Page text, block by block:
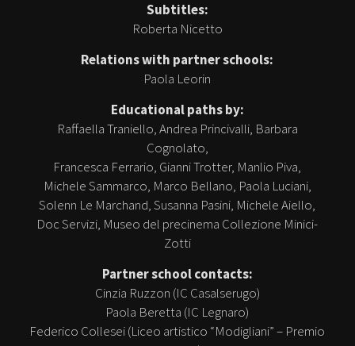
Subtitles:
Roberta Nicetto
Relations with partner schools:
Paola Leorin
Educational paths by:
Raffaella Traniello, Andrea Princivalli, Barbara
Cognolato,
Francesca Ferrario, Gianni Trotter, Manlio Piva,
Michele Sammarco, Marco Bellano, Paola Luciani,
Solenn Le Marchand, Susanna Pasini, Michele Aiello,
Doc Servizi, Museo del precinema Collezione Minici-
Zotti
Partner school contacts:
Cinzia Ruzzon (IC Casalserugo)
Paola Beretta (IC Legnaro)
Federico Collesei (Liceo artistico “Modigliani” – Premio